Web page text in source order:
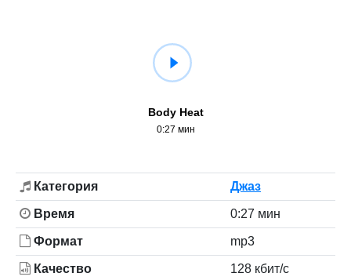
Body Heat
0:27 мин
Категория Джаз
Время 0:27 мин
Формат mp3
Качество 128 кбит/с